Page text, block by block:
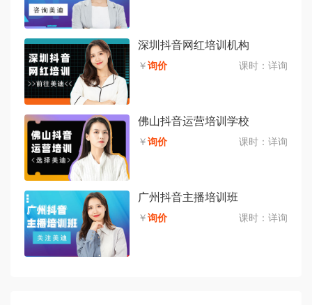
深圳抖音网红培训机构
￥询价 课时： 详询
佛山抖音运营培训学校
￥询价 课时： 详询
广州抖音主播培训班
￥询价 课时： 详询